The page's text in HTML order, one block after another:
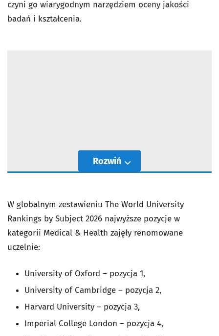
czyni go wiarygodnym narzędziem oceny jakości
badań i kształcenia.
Rozwiń
W globalnym zestawieniu The World University
Rankings by Subject 2026 najwyższe pozycje w
kategorii Medical & Health zajęły renomowane
uczelnie:
University of Oxford – pozycja 1,
University of Cambridge – pozycja 2,
Harvard University – pozycja 3,
Imperial College London – pozycja 4,